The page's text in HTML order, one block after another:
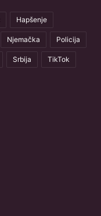
Hapšenje
Njemačka Policija
Srbija TikTok